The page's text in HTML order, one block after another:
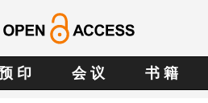
印 会 议 书 籍